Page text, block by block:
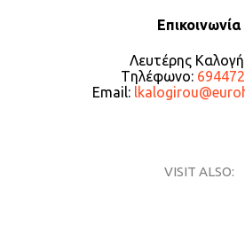
Επικοινωνία
Λευτέρης
Tηλέφωνο:
Email:
VISIT ALSO: